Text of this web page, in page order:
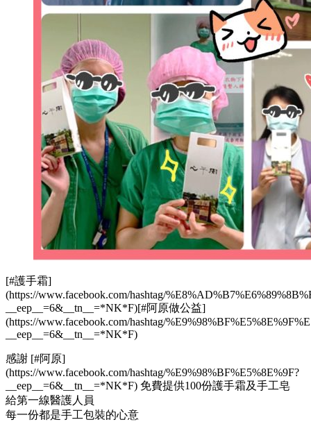
[#護手霜]
(https://www.facebook.com/hashtag/
eep =6& tn =*NK*F)[#阿原做公益]
(https://www.facebook.com/hashtag/
eep =6& tn =*NK*F)
感謝 [#阿原]
(https://www.facebook.com/hashtag/%E9%98%BF%E5%8E%9F?
eep =6& tn =*NK*F) 免費提供100份護手霜及手工皂
給第一線醫護人員
每一份都是手工包裝的心意